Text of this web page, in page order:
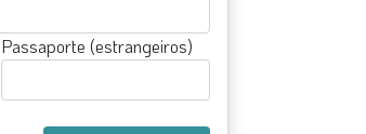
Passaporte (estrangeiros)